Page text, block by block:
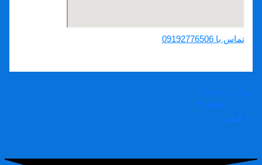
تماس با 09192776506
پیمایش نوشته
قبلی
بعدی